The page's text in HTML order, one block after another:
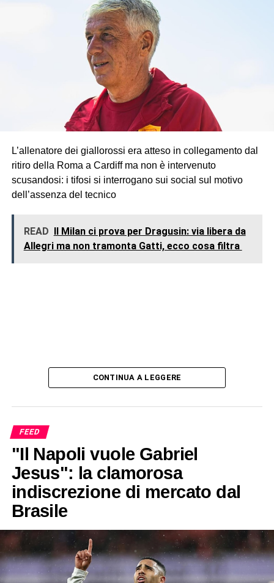
L’allenatore dei giallorossi era atteso in collegamento dal
ritiro della Roma a Cardiff ma non è intervenuto
scusandosi: i tifosi si interrogano sui social sul motivo
dell’assenza del tecnico
READ Il Milan ci prova per Dragusin: via libera da
Allegri ma non tramonta Gatti, ecco cosa filtra
CONTINUA A LEGGERE
FEED
"Il Napoli vuole Gabriel
Jesus": la clamorosa
indiscrezione di mercato dal
Brasile